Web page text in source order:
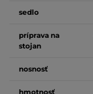
sedlo
príprava na
stojan
nosnosť
hmotnosť